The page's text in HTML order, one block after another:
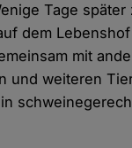
Tage später
dem Lebenshof
mit
und weiteren